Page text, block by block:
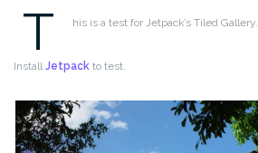
T his is a test for Jetpack’s Tiled Gallery.
InstallJetpack to test.